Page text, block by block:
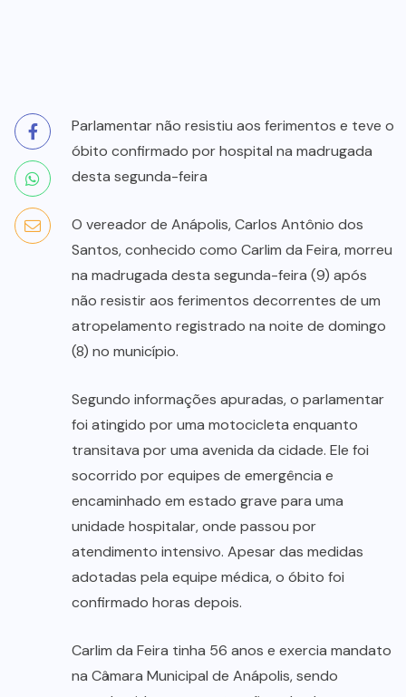
Parlamentar não resistiu aos ferimentos e teve o
óbito confirmado por hospital na madrugada
desta segunda-feira
O vereador de Anápolis, Carlos Antônio dos
Santos, conhecido como Carlim da Feira, morreu
na madrugada desta segunda-feira (9) após
não resistir aos ferimentos decorrentes de um
atropelamento registrado na noite de domingo
(8) no município.
Segundo informações apuradas, o parlamentar
foi atingido por uma motocicleta enquanto
transitava por uma avenida da cidade. Ele foi
socorrido por equipes de emergência e
encaminhado em estado grave para uma
unidade hospitalar, onde passou por
atendimento intensivo. Apesar das medidas
adotadas pela equipe médica, o óbito foi
confirmado horas depois.
Carlim da Feira tinha 56 anos e exercia mandato
na Câmara Municipal de Anápolis, sendo